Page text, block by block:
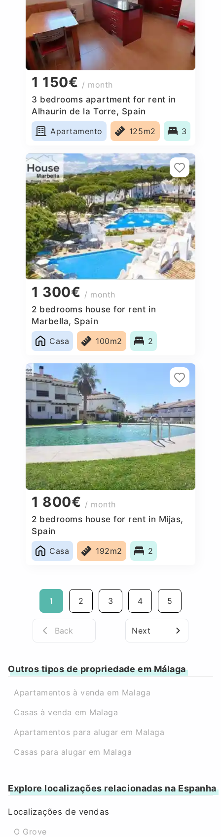
1 150€ / month
3 bedrooms apartment for rent in
Alhaurin de la Torre, Spain
Apartamento
125m2 3
1 300€ / month
2 bedrooms house for rent in
Marbella, Spain
Casa
100m2 2
1 800€ / month
2 bedrooms house for rent in Mijas,
Spain
Casa
192m2 2
1 2 3 4 5
Back Next
Outros tipos de propriedade em Málaga
Apartamentos à venda em Malaga
Casas à venda em Malaga
Apartamentos para alugar em Malaga
Casas para alugar em Malaga
Explore localizações relacionadas na Espanha
Localizações de vendas
O Grove